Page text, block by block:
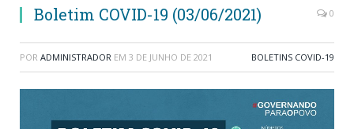
Boletim COVID-19 (03/06/2021) 0
POR ADMINISTRADOR EM 3 DE JUNHO DE 2021 BOLETINS COVID-19